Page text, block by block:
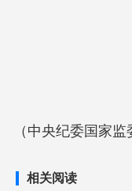
（中央纪委国家
相关阅读